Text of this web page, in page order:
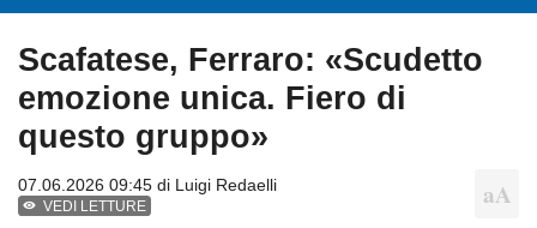
Scafatese, Ferraro: «Scudetto
emozione unica. Fiero di
questo gruppo»
07.06.2026 09:45 di Luigi Redaelli
VEDI LETTURE